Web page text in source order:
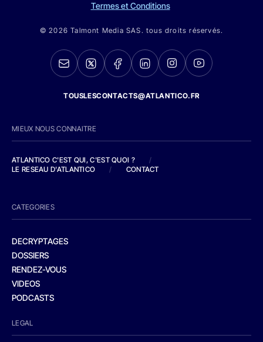
Termes et Conditions
© 2026 Talmont Media SAS. tous droits réservés.
TOUSLESCONTACTS@ATLANTICO.FR
MIEUX NOUS CONNAITRE
ATLANTICO C'EST QUI, C'EST QUOI ?
/
LE RESEAU D'ATLANTICO
/ CONTACT
CATEGORIES
DECRYPTAGES
DOSSIERS
RENDEZ-VOUS
VIDEOS
PODCASTS
LEGAL